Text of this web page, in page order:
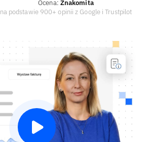
Ocena: Znakomita
na podstawie 900+ opinii z Google i Trustpilot